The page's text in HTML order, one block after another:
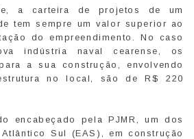
a carteira de projetos de um
tem sempre um valor superior ao
do empreendimento. No caso
indústria naval cearense, os
a sua construção, envolvendo
no local, são de R$ 220
encabeçado pela PJMR, um dos
Sul (EAS), em construção